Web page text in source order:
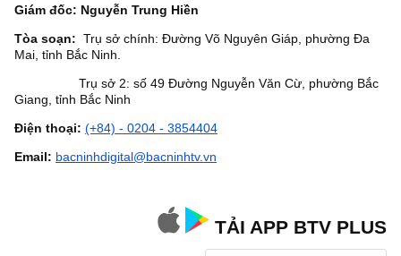
Giám đốc: Nguyễn Trung Hiền
Tòa soạn: Trụ sở chính: Đường Võ Nguyên Giáp, phường Đa
Mai, tỉnh Bắc Ninh.
Trụ sở 2: số 49 Đường Nguyễn Văn Cừ, phường Bắc
Giang, tỉnh Bắc Ninh
Điện thoại: (+84) - 0204 - 3854404
Email: bacninhdigital@bacninhtv.vn
TẢI APP BTV PLUS